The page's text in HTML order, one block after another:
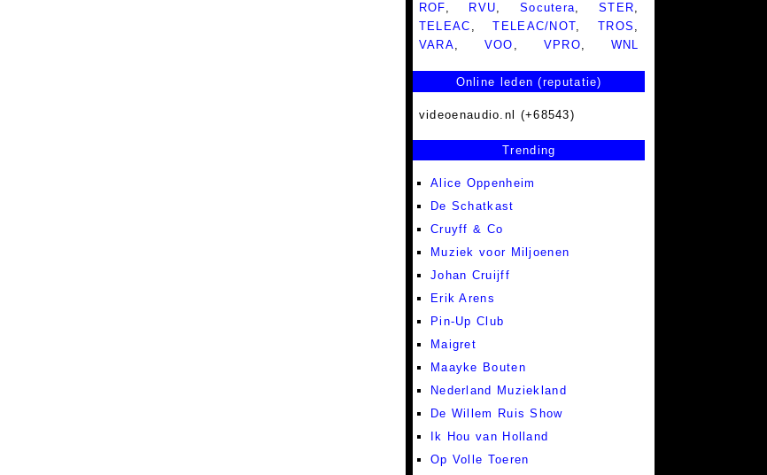
ROF, RVU, Socutera,STER,
TELEAC ,TELEAC/NOT,TROS ,
VARA, VOO , VPRO, WNL
Online leden (reputatie)
videoenaudio.nl (+68543)
Trending
Alice Oppenheim
De Schatkast
Cruyff & Co
Muziek voor Miljoenen
Johan Cruijff
Erik Arens
Pin-Up Club
Maigret
Maayke Bouten
Nederland Muziekland
De Willem Ruis Show
Ik Hou van Holland
Op Volle Toeren